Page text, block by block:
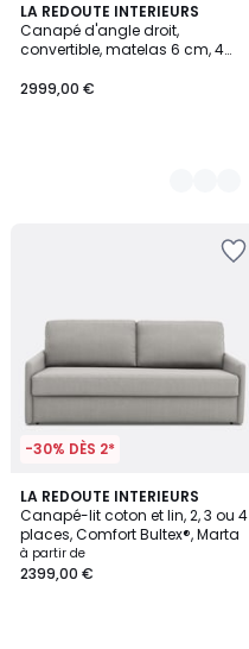
LA REDOUTE INTERIEURS
Canapé d'angle droit,
convertible, matelas 6 cm, 4
2999,00 €
9
Couleurs
-30% DÈS 2*
LA REDOUTE INTERIEURS
Canapé-lit coton et lin, 2, 3 ou 4
places, Comfort Bultex®, Marta
à partir de
2399,00 €
3
Couleurs